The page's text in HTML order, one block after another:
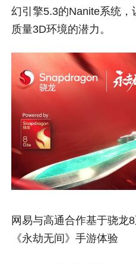
幻引擎5.3的Nanite系统
质量3D环境的潜力。
网易与高通合作基于骁龙
《永劫无间》手游体验